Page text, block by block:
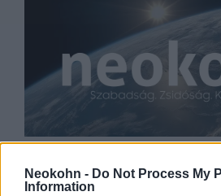
Neokohn - Do Not Process My
Information
Orbán Viktor
Netanjahunak a